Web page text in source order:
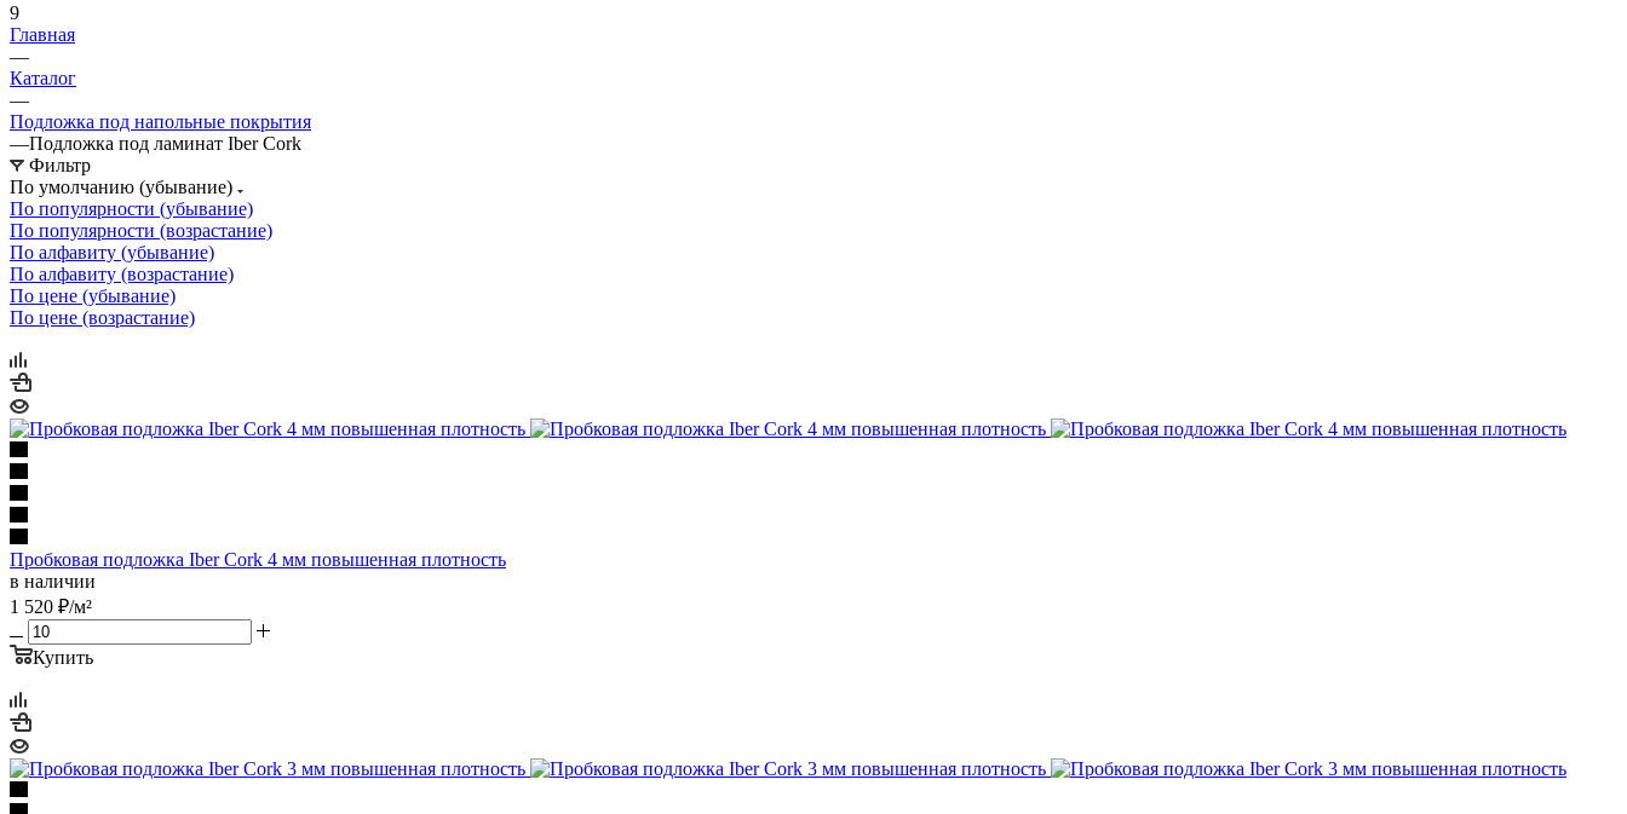
9
Главная
—
Каталог
—
Подложка под напольные покрытия
—Подложка под ламинат Iber Cork
Фильтр
По умолчанию (убывание)
По популярности (убывание)
По популярности (возрастание)
По алфавиту (убывание)
По алфавиту (возрастание)
По цене (убывание)
По цене (возрастание)
Пробковая подложка Iber Cork 4 мм повышенная плотность
в наличии
1 520 ₽/м²
Купить